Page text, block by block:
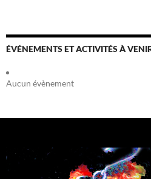
ÉVÉNEMENTS ET ACTIVITÉS À
Aucun évènement